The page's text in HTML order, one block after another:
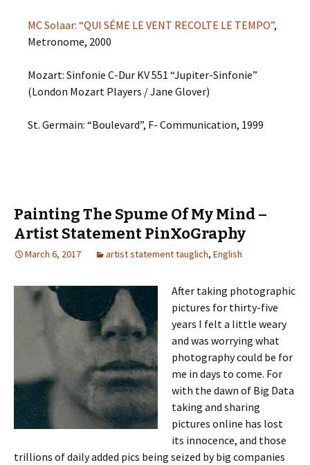
MC Solaar: “QUI SÉME LE VENT RECOLTE LE TEMPO”,
Metronome, 2000
Mozart: Sinfonie C-Dur KV 551 “Jupiter-Sinfonie”
(London Mozart Players / Jane Glover)
St. Germain: “Boulevard”, F- Communication, 1999
Painting The Spume Of My Mind –
Artist Statement PinXoGraphy
March 6, 2017 artist statement tauglich, English
After taking photographic
pictures for thirty-five
years I felt a little weary
and was worrying what
photography could be for
me in days to come. For
with the dawn of Big Data
taking and sharing
pictures online has lost
its innocence, and those
trillions of daily added pics being seized by big companies